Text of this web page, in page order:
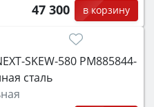
47 300 в корзину
SKEW-580 PM885844-
сталь